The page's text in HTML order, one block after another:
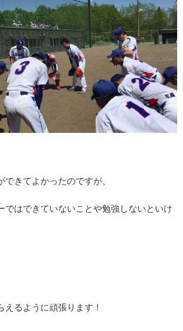
きてよかったのですが、
ではできていないことや勉強しないといけ
るように頑張ります！